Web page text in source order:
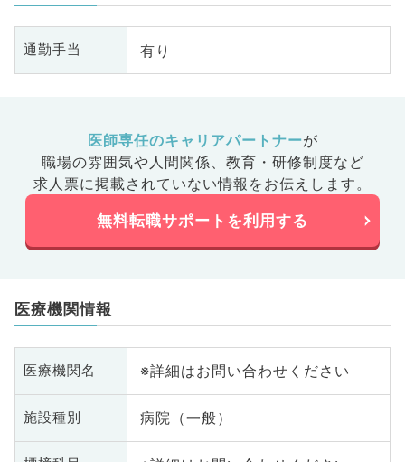
通勤手当 有り
医師専任のキャリアパートナーが
職場の雰囲気や人間関係、 教育・研修制度など
求人票に掲載されていない情報をお伝えします。
無料転職サポートを利用する
医療機関情報
医療機関名 ※詳細はお問い合わせください
施設種別 病院（一般）